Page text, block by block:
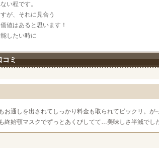
い程です。
が、それに見合う
値はあると思います！
したい時に
ミ
お通しを出されてしっかり料金も取られてビックリ。が
終始顎マスクでずっとあくびしてて…美味しさ半減でし